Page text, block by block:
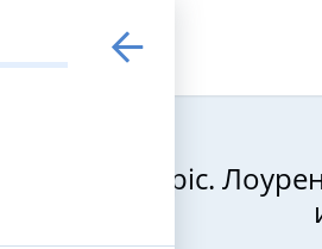
20-дәріс.
Әдебиет теориясы: